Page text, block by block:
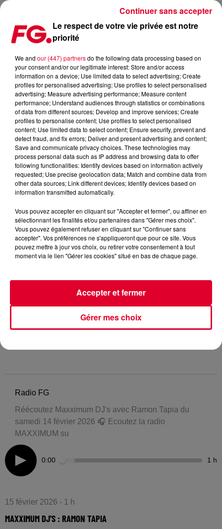
MAXXIMUM DJ'S : RAMON TAPIA
Radio FG
Réécoutez Maxximum DJ's avec Ramon Tapia du
samedi 14 février 2026 🎧 Ecoutez la radio
MAXXIMUM su
0:00 1 h
15 février 2026 - 1 h
MAXXIMUM DJ'S : RAMON TAPIA
Le respect de votre vie privée est notre
priorité
We and our (447) partnersdo the following data processing based on
your consent and/or our legitimate interest: Store and/or access
information on a device; Use limited data to select advertising; Create
profiles for personalised advertising; Use profiles to select personalised
advertising; Measure advertising performance; Measure content
performance; Understand audiences through statistics or combinations
of data from different sources; Develop and improve services; Create
profiles to personalise content; Use profiles to select personalised
content; Use limited data to select content; Ensure security, prevent and
detect fraud, and fix errors; Deliver and present advertising and content;
Save and communicate privacy choices. These technologies may
process personal data such as IP address and browsing data to offer
following functionalities: Identify devices based on information actively
requested; Use precise geolocation data; Match and combine data from
other data sources; Link different devices; Identify devices based on
information transmitted automatically.
Vous pouvez accepter en cliquant sur "Accepter et fermer", ou affiner en
sélectionnant les finalités et/ou partenaires dans "Gérer mes choix".
Vous pouvez également refuser en cliquant sur "Continuer sans
accepter". Vos préférences ne s'appliqueront que pour ce site. Vous
pouvez mettre à jour vos choix, ou retirer votre consentement à tout
moment via le lien "Gérer les cookies" situé en bas de chaque page.
Gérer mes choix
Accepter et fermer
Continuer sans accepter